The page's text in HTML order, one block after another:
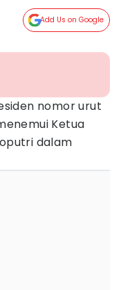
Add Us on Google
nomor urut
Ketua
dalam